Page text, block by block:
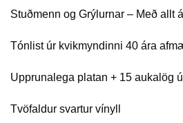
Stuðmenn og Grýlurnar – Með allt
Tónlist úr kvikmyndinni 40 ára
Upprunalega platan + 15 aukalög
Tvöfaldur svartur vínyll